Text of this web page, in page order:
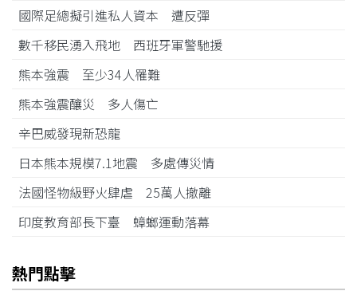
國際足總擬引進私人資本 遭反彈
數千移民湧入飛地 西班牙軍警馳援
熊本強震 至少34人罹難
熊本強震釀災 多人傷亡
辛巴威發現新恐龍
日本熊本規模7.1地震 多處傳災情
法國怪物級野火肆虐 25萬人撤離
印度教育部長下臺 蟑螂運動落幕
熱門點擊